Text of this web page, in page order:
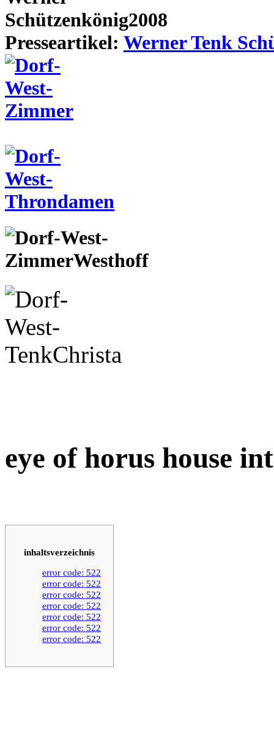
Presseartikel: Werner Tenk
eye of horus house
inhaltsverzeichnis
error code: 522
error code: 522
error code: 522
error code: 522
error code: 522
error code: 522
error code: 522